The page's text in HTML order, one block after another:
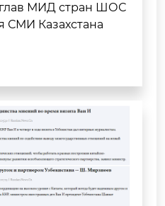
глав МИД стран ШОС
СМИ Казахстана